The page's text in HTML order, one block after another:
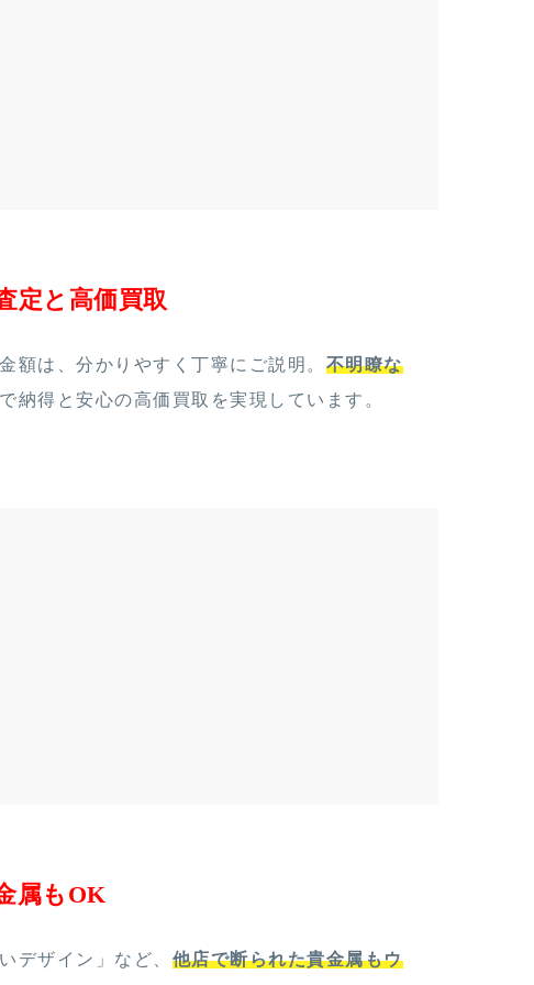
定と高価買取
額は、分かりやすく丁寧にご説明。 不明瞭な
納得と安心の高価買取を実現しています。
属もOK
デザイン」など、 他店で断られた貴金属もウ